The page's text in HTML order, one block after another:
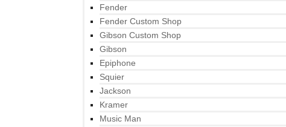
Fender
Fender Custom Shop
Gibson Custom Shop
Gibson
Epiphone
Squier
Jackson
Kramer
Music Man